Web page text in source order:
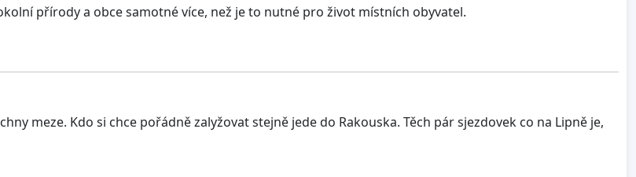
přírody a obce samotné více, než je to nutné pro život místních obyvatel.
meze. Kdo si chce pořádně zalyžovat stejně jede do Rakouska. Těch pár sjezdovek co na Lipně je,